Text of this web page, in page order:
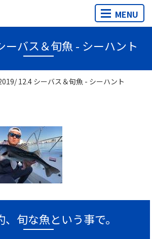
MENU
ーバス＆旬魚 - シーハント
12.4 シーバス＆旬魚 - シーハント
旬な魚という事で。